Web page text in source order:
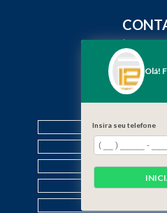
(19)
(19)
HOME
QUEM
Olá!
Insira seu telefone